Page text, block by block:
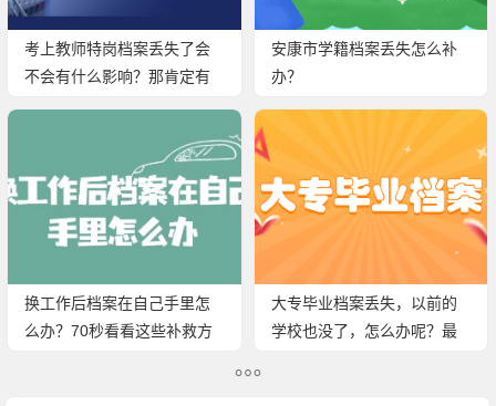
考上教师特岗档案丢失了会
不会有什么影响？那肯定有
安康市学籍档案丢失怎么补
办？
换工作后档案在自己手里怎
么办？70秒看看这些补救方
大专毕业档案丢失，以前的
学校也没了，怎么办呢？最